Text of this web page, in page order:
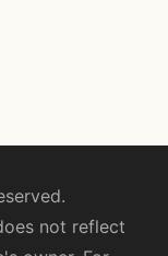
not reflect